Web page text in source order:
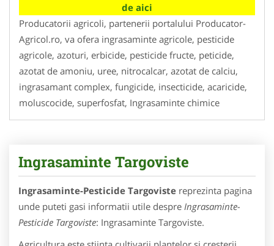
de aici
Producatorii agricoli, partenerii portalului Producator-
Agricol.ro, va ofera ingrasaminte agricole, pesticide
agricole, azoturi, erbicide, pesticide fructe, peticide,
azotat de amoniu, uree, nitrocalcar, azotat de calciu,
ingrasamant complex, fungicide, insecticide, acaricide,
moluscocide, superfosfat, Ingrasaminte chimice
Ingrasaminte Targoviste
Ingrasaminte-Pesticide Targoviste reprezinta pagina
unde puteti gasi informatii utile despre Ingrasaminte-
Pesticide Targoviste: Ingrasaminte Targoviste.